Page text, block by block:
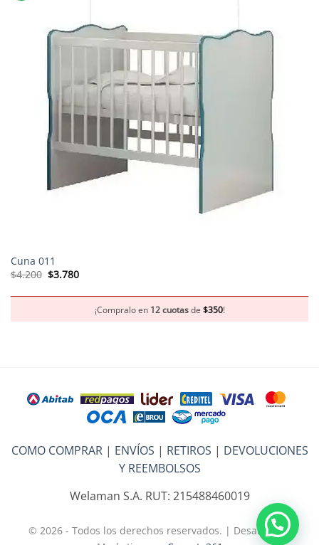
Cuna 011
$4.200 El
precio
era:
$3.780El
precio
es:
$3.780.
¡Compralo en 12 cuotasde $350!
COMO COMPRAR| ENVÍOS | RETIROS | DEVOLUCIONES
Y REEMBOLSOS
Welaman S.A. RUT: 215488460019
© 2026 - Todos los derechos reservados. | Desarrollo y